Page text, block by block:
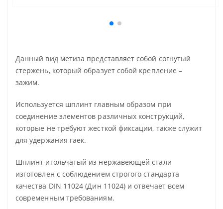
Данный вид метиза представляет собой согнутый
стержень, который образует собой крепление –
зажим.
Используется шплинт главным образом при
соединение элементов различных конструкций,
которые не требуют жесткой фиксации, также служит
для удержания гаек.
Шплинт игольчатый из нержавеющей стали
изготовлен с соблюдением строгого стандарта
качества DIN 11024 (Дин 11024) и отвечает всем
современным требованиям.